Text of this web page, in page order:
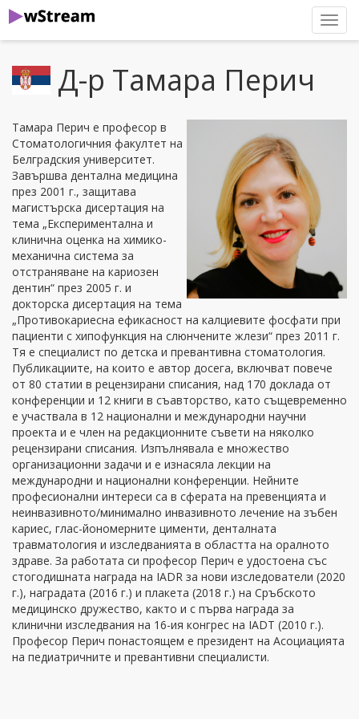
Д-р Тамара Перич
Тамара Перич е професор в
Стоматологичния факултет на
Белградския университет.
Завършва дентална медицина
през 2001 г., защитава
магистърска дисертация на
тема „Експериментална и
клинична оценка на химико-
механична система за
отстраняване на кариозен
дентин“ през 2005 г. и
докторска дисертация на тема
„Противокариесна ефикасност на калциевите фосфати при
пациенти с хипофункция на слюнчените жлези“ през 2011 г.
Тя е специалист по детска и превантивна стоматология.
Публикациите, на които е автор досега, включват повече
от 80 статии в рецензирани списания, над 170 доклада от
конференции и 12 книги в съавторство, като същевременно
е участвала в 12 национални и международни научни
проекта и е член на редакционните съвети на няколко
рецензирани списания. Изпълнявала е множество
организационни задачи и е изнасяла лекции на
международни и национални конференции. Нейните
професионални интереси са в сферата на превенцията и
неинвазивното/минимално инвазивното лечение на зъбен
кариес, глас-йономерните цименти, денталната
травматология и изследванията в областта на оралното
здраве. За работата си професор Перич е удостоена със
стогодишната награда на IADR за нови изследователи (2020
г.), наградата (2016 г.) и плакета (2018 г.) на Сръбското
медицинско дружество, както и с първа награда за
клинични изследвания на 16-ия конгрес на IADT (2010 г.).
Професор Перич понастоящем е президент на Асоциацията
на педиатричните и превантивни специалисти.